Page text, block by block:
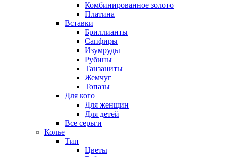
Комбинированное золото
Платина
Вставки
Бриллианты
Сапфиры
Изумруды
Рубины
Танзаниты
Жемчуг
Топазы
Для кого
Для женщин
Для детей
Все серьги
Колье
Тип
Цветы